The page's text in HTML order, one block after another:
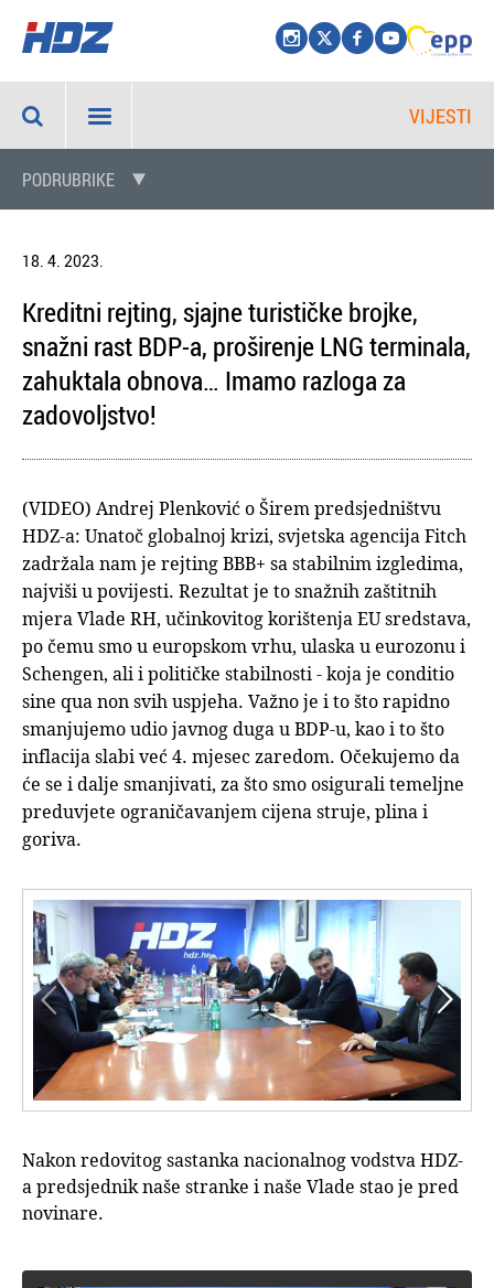
VIJESTI
PODRUBRIKE
18. 4. 2023.
Kreditni rejting, sjajne turističke brojke,
snažni rast BDP-a, proširenje LNG terminala,
zahuktala obnova… Imamo razloga za
zadovoljstvo!
(VIDEO) Andrej Plenković o Širem predsjedništvu
HDZ-a: Unatoč globalnoj krizi, svjetska agencija Fitch
zadržala nam je rejting BBB+ sa stabilnim izgledima,
najviši u povijesti. Rezultat je to snažnih zaštitnih
mjera Vlade RH, učinkovitog korištenja EU sredstava,
po čemu smo u europskom vrhu, ulaska u eurozonu i
Schengen, ali i političke stabilnosti - koja je conditio
sine qua non svih uspjeha. Važno je i to što rapidno
smanjujemo udio javnog duga u BDP-u, kao i to što
inflacija slabi već 4. mjesec zaredom. Očekujemo da
će se i dalje smanjivati, za što smo osigurali temeljne
preduvjete ograničavanjem cijena struje, plina i
goriva.


Nakon redovitog sastanka nacionalnog vodstva HDZ-
a predsjednik naše stranke i naše Vlade stao je pred
novinare.